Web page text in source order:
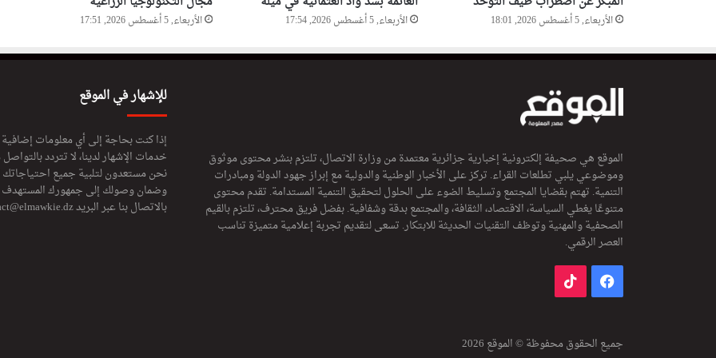
م
ي
ا
ج
ا
ر
و
ب
الأربعاء, 5 أغسطس 2026, 18:01 الأربعاء, 5 أغسطس 2026, 17:54 الأربعاء, 5 أغسطس 2026, 17:51
الموقع هي صحيفة إلكترونية إخبارية جزائرية معتمدة من وزارة الاتصال، تلتزم بنشر محتوى موثوق
وموضوعي يلبي تطلعات القراء. تركز على الأخبار الوطنية والدولية مع إبراز جهود الدولة ومبادرات
التنمية. تهتم بقضايا المجتمع وتسليط الضوء على الحلول لتحقيق التنمية المستدامة. تقدم محتوى
متنوعًا يغطي السياسة، الاقتصاد، الثقافة، والمجتمع بدقة وشفافية. بفضل فريق محترف، تلتزم بالقيم
الصحفية والمهنية وتوظف التقنيات الحديثة للابتكار. تسعى لتقديم تجربة إعلامية متميزة تناسب
العصر الرقمي.
فيسبوك
للإشهار في الموقع
إذا كنت بحاجة إلى أي معلومات
خدمات الإشهار لدينا، لا تتردد بالتواصل
نحن مستعدون لتلبية جميع احتياجاتك
وضمان وصولك إلى جمهورك المستهدف
بالاتصال بنا عبر البريد
جميع الحقوق محفوظة © الموقع 2026